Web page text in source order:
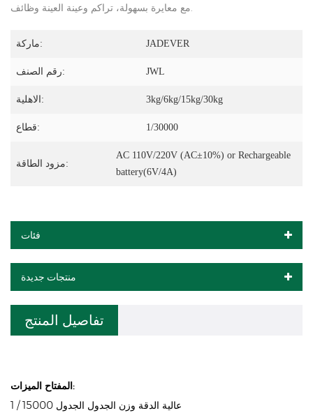
مع معايرة بسهولة، تراكم وعينة العينة وظائف.
ماركة: JADEVER
رقم الصنف: JWL
الاهلية: 3kg/6kg/15kg/30kg
قطاع: 1/30000
مزود الطاقة:
AC 110V/220V (AC±10%) or Rechargeable
battery(6V/4A)
فئات
منتجات جديدة
تفاصيل المنتج
المفتاح الميزات:
1 / 15000 عالية الدقة وزن الجدول الجدول